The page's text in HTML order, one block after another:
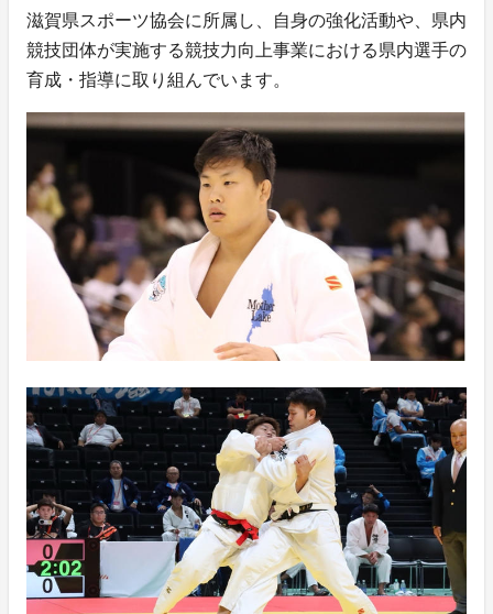
滋賀県スポーツ協会に所属し、自身の強化活動や、県内
競技団体が実施する競技力向上事業における県内選手の
育成・指導に取り組んでいます。